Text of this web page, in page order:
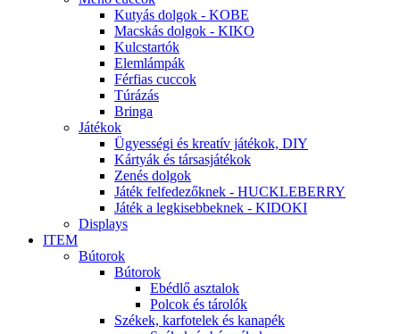
Kutyás dolgok - KOBE
Macskás dolgok - KIKO
Kulcstartók
Elemlámpák
Férfias cuccok
Túrázás
Bringa
Játékok
Ügyességi és kreatív játékok, DIY
Kártyák és társasjátékok
Zenés dolgok
Játék felfedezőknek - HUCKLEBERRY
Játék a legkisebbeknek - KIDOKI
Displays
ITEM
Bútorok
Bútorok
Ebédlő asztalok
Polcok és tárolók
Székek, karfotelek és kanapék